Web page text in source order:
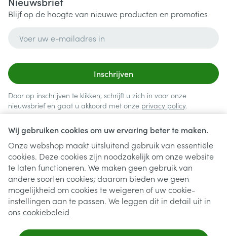
Wij gebruiken cookies om uw ervaring beter te maken.
Onze webshop maakt uitsluitend gebruik van essentiële
cookies. Deze cookies zijn noodzakelijk om onze website
te laten functioneren. We maken geen gebruik van
andere soorten cookies; daarom bieden we geen
mogelijkheid om cookies te weigeren of uw cookie-
instellingen aan te passen. We leggen dit in detail uit in
ons cookiebeleid
Blijf op de hoogte van nieuwe producten en promoties
Inschrijven
Door op inschrijven te klikken, schrijft u zich in voor onze
nieuwsbrief en gaat u akkoord met onze privacy policy.
Juridische links